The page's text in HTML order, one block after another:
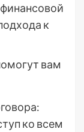
к
вам
ко всем